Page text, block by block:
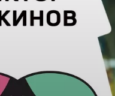
Перник 31 °C
Плевен , 35°C
Русе 35°C
Силистра